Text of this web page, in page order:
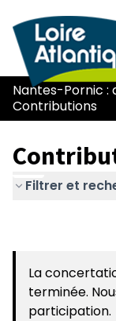
Nantes-Pornic :
Contributions
Filtrer et
La
terminée.
participation.